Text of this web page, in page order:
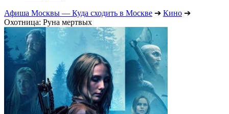
Афиша Москвы — Куда сходить в Москве ➔ Кино ➔
Охотница: Руна мертвых